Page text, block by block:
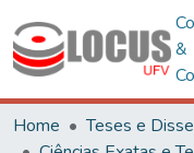
&
Home
Teses e